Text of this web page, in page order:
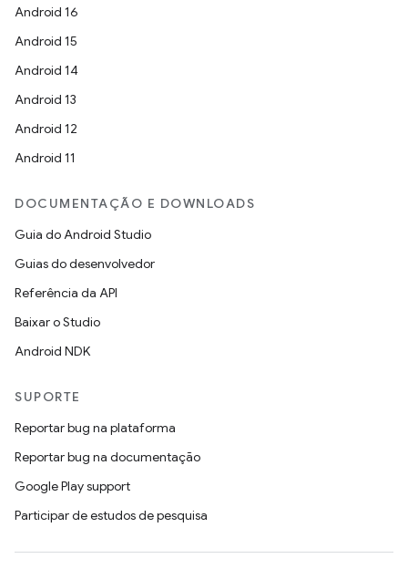
Android 16
Android 15
Android 14
Android 13
Android 12
Android 11
DOCUMENTAÇÃO E DOWNLOADS
Guia do Android Studio
Guias do desenvolvedor
Referência da API
Baixar o Studio
Android NDK
SUPORTE
Reportar bug na plataforma
Reportar bug na documentação
Google Play support
Participar de estudos de pesquisa